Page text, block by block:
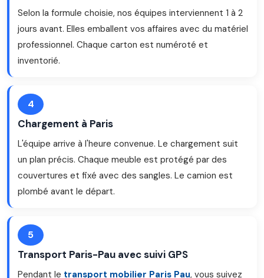
Selon la formule choisie, nos équipes interviennent 1 à 2
jours avant. Elles emballent vos affaires avec du matériel
professionnel. Chaque carton est numéroté et
inventorié.
4
Chargement à Paris
L'équipe arrive à l'heure convenue. Le chargement suit
un plan précis. Chaque meuble est protégé par des
couvertures et fixé avec des sangles. Le camion est
plombé avant le départ.
5
Transport Paris-Pau avec suivi GPS
Pendant le transport mobilier Paris Pau, vous suivez